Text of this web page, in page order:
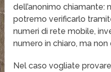
dell’anonimo chiamante:
potremo verificarlo
numeri di rete mobile,
numero in chiaro, ma
Nel caso vogliate